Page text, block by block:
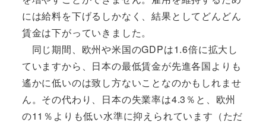
には給料を下げるしかなく、結果としてどんどん
賃金は下がっていきました。
同じ期間、欧州や米国のGDPは1.6倍に拡大し
ていますから、日本の最低賃金が先進各国よりも
遙かに低いのは致し方ないことなのかもしれませ
ん。その代わり、日本の失業率は4.3％と、欧州
の11％よりも低い水準に抑えられています（ただ